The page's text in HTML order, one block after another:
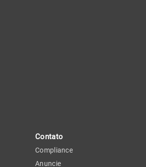
Contato
Compliance
Anuncie